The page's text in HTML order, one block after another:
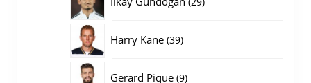
Harry Kane 3939
Gerard Pique 99